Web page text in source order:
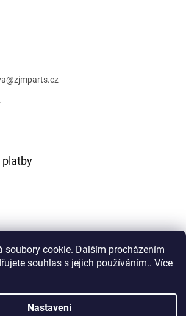
soubory cookie. Dalším procházením
souhlas s jejich používáním.. Více
Nastavení
@zjmparts.cz
platby
Vytvořil Shoptet